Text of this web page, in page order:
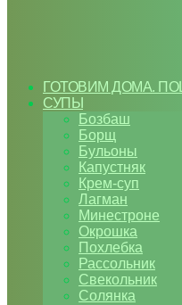
ГОТОВИМ ДОМА.
СУПЫ
Бозбаш
Борщ
Бульоны
Капустняк
Крем-суп
Лагман
Минестроне
Окрошка
Похлебка
Рассольник
Свекольник
Солянка